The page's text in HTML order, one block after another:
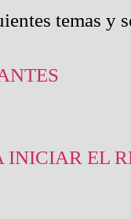
temas y
INICIAR EL